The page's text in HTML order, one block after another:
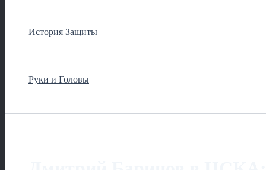
История Защиты
Руки и Головы